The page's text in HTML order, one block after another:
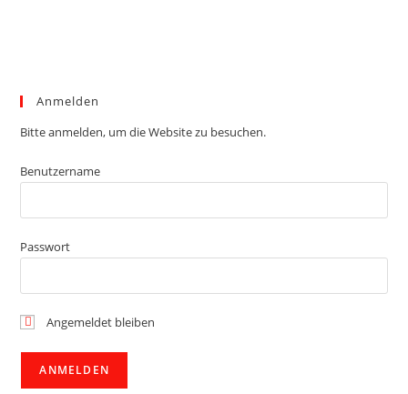
Anmelden
Bitte anmelden, um die Website zu besuchen.
Benutzername
Passwort
Angemeldet bleiben